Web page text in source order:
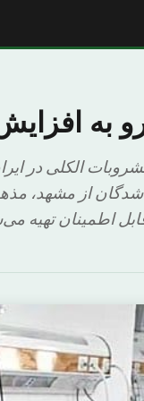
به
مسمومیت از مشروبات
شدگان از مشهد،
اطمینان تهیه